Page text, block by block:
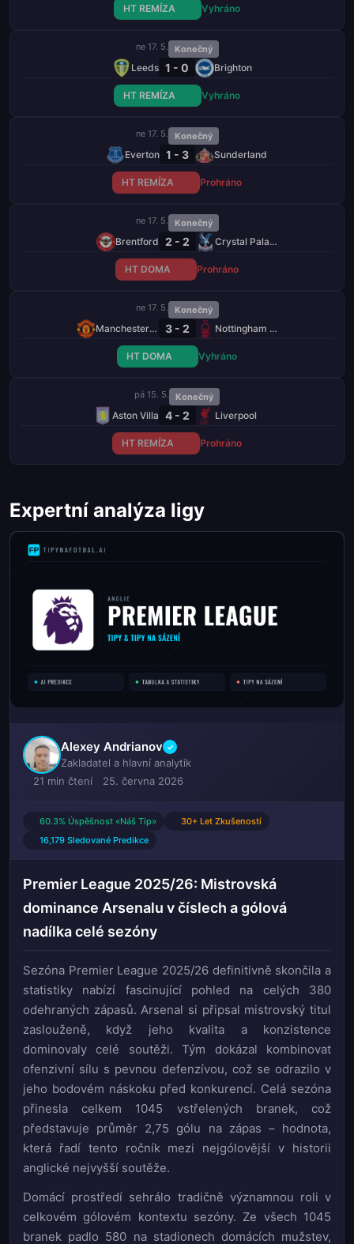
HT REMÍZA Vyhráno
ne 17. 5. Konečný
Leeds 1 - 0 Brighton
HT REMÍZA Vyhráno
ne 17. 5. Konečný
Everton 1 - 3 Sunderland
HT REMÍZA Prohráno
ne 17. 5. Konečný
Brentford 2 - 2 Crystal Palace
HT DOMA Prohráno
ne 17. 5. Konečný
Manchester United 3 - 2 Nottingham Forest
HT DOMA Vyhráno
pá 15. 5. Konečný
Aston Villa 4 - 2 Liverpool
HT REMÍZA Prohráno
Expertní analýza ligy
Alexey Andrianov ✓
Zakladatel a hlavní analytik
21 min čtení
25. června 2026
60.3% Úspěšnost «Náš Tip»
30+ Let Zkušeností
16,179 Sledované Predikce
Premier League 2025/26: Mistrovská
dominance Arsenalu v číslech a gólová
nadílka celé sezóny
Sezóna Premier League 2025/26 definitivně skončila a
statistiky nabízí fascinující pohled na celých 380
odehraných zápasů. Arsenal si připsal mistrovský titul
zaslouženě, když jeho kvalita a konzistence
dominovaly celé soutěži. Tým dokázal kombinovat
ofenzivní sílu s pevnou defenzívou, což se odrazilo v
jeho bodovém náskoku před konkurencí. Celá sezóna
přinesla celkem 1045 vstřelených branek, což
představuje průměr 2,75 gólu na zápas – hodnota,
která řadí tento ročník mezi nejgólovější v historii
anglické nejvyšší soutěže.
Domácí prostředí sehrálo tradičně významnou roli v
celkovém gólovém kontextu sezóny. Ze všech 1045
branek padlo 580 na stadionech domácích mužstev,